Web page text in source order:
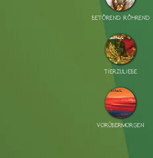
BETÖREND RÖHREND
TIERZULIEBE
VORÜBERMORGEN